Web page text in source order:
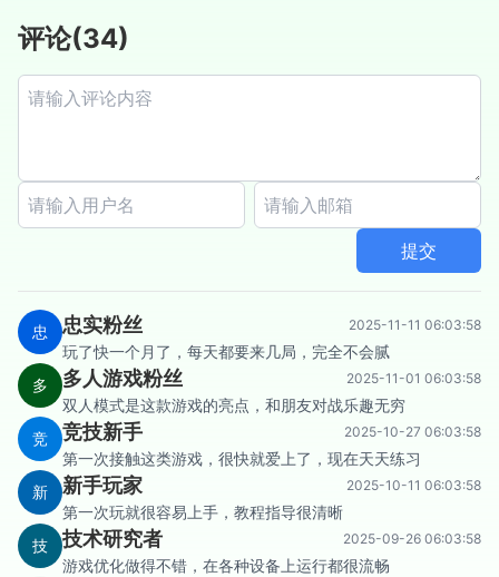
评论(34)
提交
忠 忠实粉丝 2025-11-11 06:03:58
玩了快一个月了，每天都要来几局，完全不会腻
多
多人游戏粉丝 2025-11-01 06:03:58
双人模式是这款游戏的亮点，和朋友对战乐趣无穷
竞
竞技新手 2025-10-27 06:03:58
第一次接触这类游戏，很快就爱上了，现在天天练习
新
新手玩家 2025-10-11 06:03:58
第一次玩就很容易上手，教程指导很清晰
技
技术研究者 2025-09-26 06:03:58
游戏优化做得不错，在各种设备上运行都很流畅